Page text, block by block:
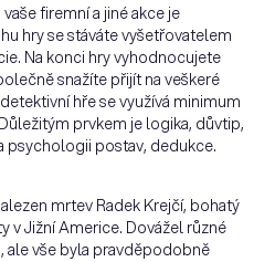
firemní a jiné akce je
hry se stáváte vyšetřovatelem
Na konci hry vyhodnocujete
snažíte přijít na veškeré
hře se využívá minimum
prvkem je logika, důvtip,
postav, dedukce.
mrtev Radek Krejčí, bohatý
v Jižní Americe. Dovážel různé
ale vše byla pravděpodobně